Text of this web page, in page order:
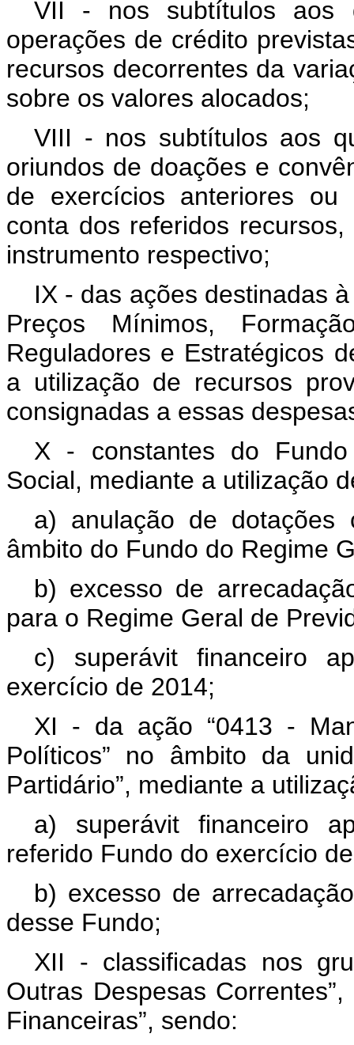
VII - nos subtítulos aos
operações de crédito
recursos decorrentes da
sobre os valores alocados;
VIII - nos subtítulos aos
oriundos de doações e
de exercícios anteriores
conta dos referidos
instrumento respectivo;
IX - das ações destinadas
Preços Mínimos,
Reguladores e Estratégicos
a utilização de recursos
consignadas a essas
X - constantes do
Social, mediante a utilização
a) anulação de dotações
âmbito do Fundo do Regime
b) excesso de
para o Regime Geral de
c) superávit financeiro
exercício de 2014;
XI - da ação “0413 -
Políticos” no âmbito da
Partidário”, mediante a
a) superávit financeiro
referido Fundo do exercício
b) excesso de
desse Fundo;
XII - classificadas nos
Outras Despesas
Financeiras”, sendo: